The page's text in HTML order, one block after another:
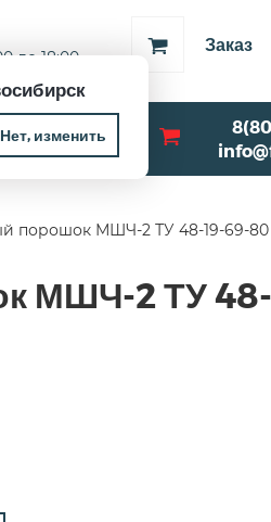
Нет, изменить
до 18:00
Заказ
порошок МШЧ-2 ТУ 48-19-69-80
МШЧ-2 ТУ